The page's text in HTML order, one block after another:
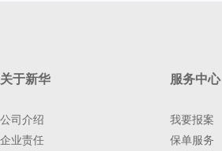
关于新华
公司介绍
企业责任
服务中心
我要报案
保单服务